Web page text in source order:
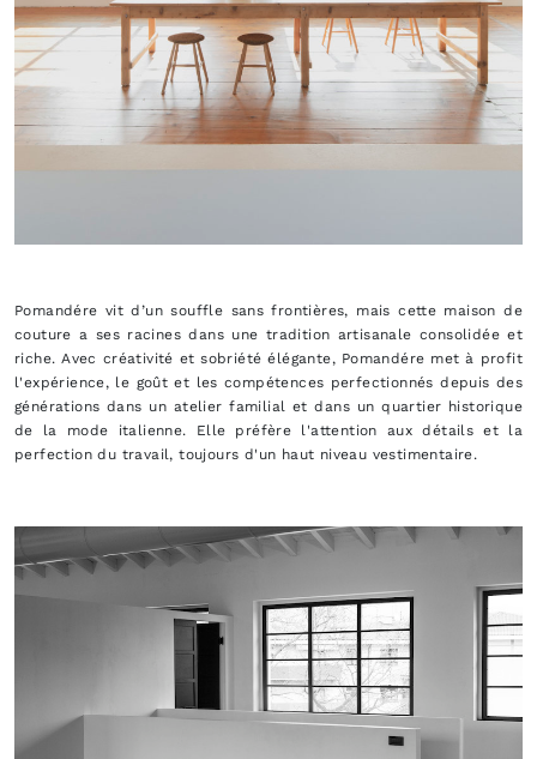
Pomandére vit d’un souffle sans frontières, mais cette maison de
couture a ses racines dans une tradition artisanale consolidée et
riche. Avec créativité et sobriété élégante, Pomandére met à profit
l'expérience, le goût et les compétences perfectionnés depuis des
générations dans un atelier familial et dans un quartier historique
de la mode italienne. Elle préfère l'attention aux détails et la
perfection du travail, toujours d'un haut niveau vestimentaire.